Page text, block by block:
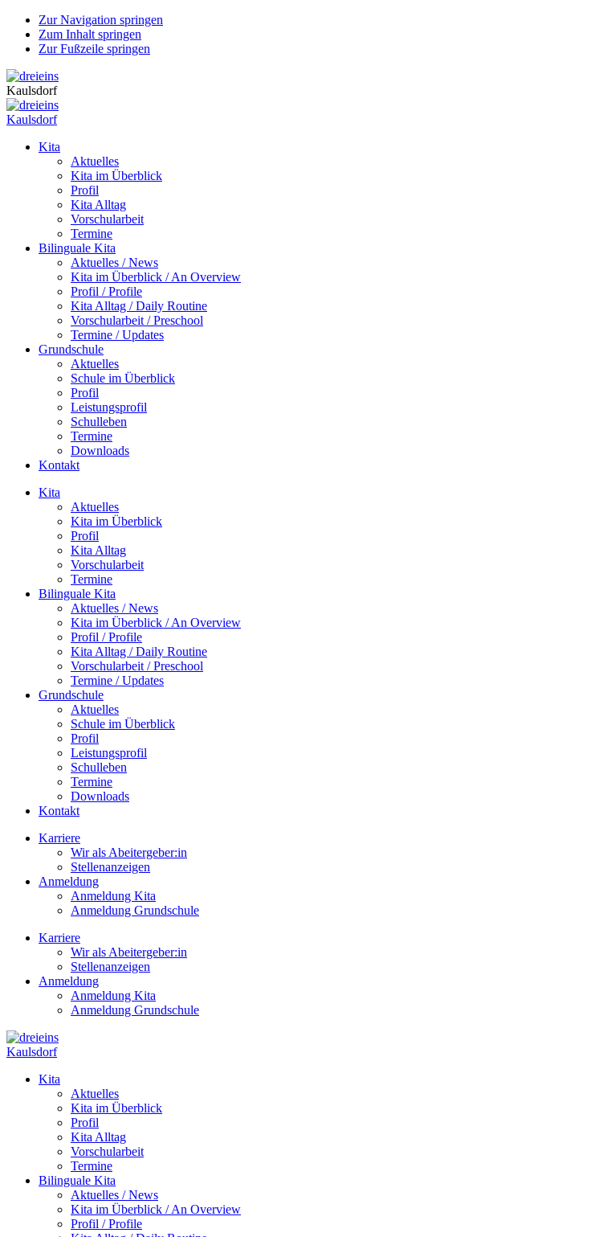
Zur Navigation springen
Zum Inhalt springen
Zur Fußzeile springen
Kaulsdorf
Kaulsdorf
Kita
Aktuelles
Kita im Überblick
Profil
Kita Alltag
Vorschularbeit
Termine
Bilinguale Kita
Aktuelles / News
Kita im Überblick / An Overview
Profil / Profile
Kita Alltag / Daily Routine
Vorschularbeit / Preschool
Termine / Updates
Grundschule
Aktuelles
Schule im Überblick
Profil
Leistungsprofil
Schulleben
Termine
Downloads
Kontakt
Kita
Aktuelles
Kita im Überblick
Profil
Kita Alltag
Vorschularbeit
Termine
Bilinguale Kita
Aktuelles / News
Kita im Überblick / An Overview
Profil / Profile
Kita Alltag / Daily Routine
Vorschularbeit / Preschool
Termine / Updates
Grundschule
Aktuelles
Schule im Überblick
Profil
Leistungsprofil
Schulleben
Termine
Downloads
Kontakt
Karriere
Wir als Abeitergeber:in
Stellenanzeigen
Anmeldung
Anmeldung Kita
Anmeldung Grundschule
Karriere
Wir als Abeitergeber:in
Stellenanzeigen
Anmeldung
Anmeldung Kita
Anmeldung Grundschule
Kaulsdorf
Kita
Aktuelles
Kita im Überblick
Profil
Kita Alltag
Vorschularbeit
Termine
Bilinguale Kita
Aktuelles / News
Kita im Überblick / An Overview
Profil / Profile